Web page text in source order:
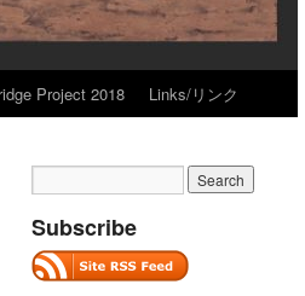
Project 2018 Links/リンク
Subscribe